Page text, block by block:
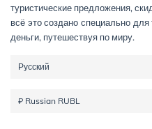
туристические предложения,
всё это создано специально
деньги, путешествуя по миру.
Русский
₽ Russian RUBL